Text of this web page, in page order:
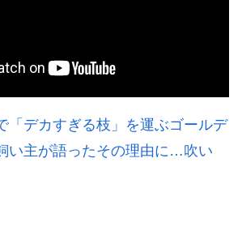
「デカすぎる枝」を運ぶゴールデ
い主が語ったその理由に…吹い